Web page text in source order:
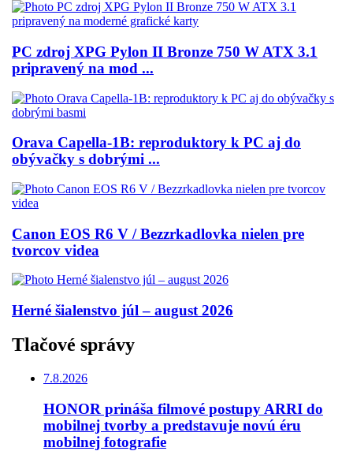
PC zdroj XPG Pylon II Bronze 750 W ATX 3.1
pripravený na mod ...
Orava Capella-1B: reproduktory k PC aj do
obývačky s dobrými ...
Canon EOS R6 V / Bezzrkadlovka nielen pre
tvorcov videa
Herné šialenstvo júl – august 2026
Tlačové správy
7.8.2026
HONOR prináša filmové postupy ARRI do
mobilnej tvorby a predstavuje novú éru
mobilnej fotografie